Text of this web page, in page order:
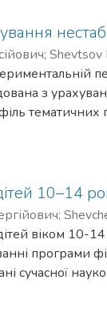
та
періоді
; Shevtsov
з
тематичних
10–14
;
віком
програми
ДЦП, а саме